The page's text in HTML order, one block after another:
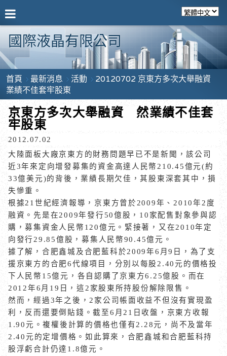
國際液晶有限公司
首頁 最新消息 活動
20120702 京東方多次大舉融資
業績不佳套牢股東
京東方多次大舉融資 然業績不佳套
牢股東
2012.07.02
大陸面板大廠京東方的財務問題早已不是新聞，該公司
近3年來定向增發募集的資金高達人民幣 210.45億元(約
33億美元)的背後，業績長期欠佳，其股東深套其中，損
失慘重。
根據21 世紀經濟報導，京東方曾於 2009年、 2010年 2 度
融資。先是在2009年發行 50億股， 10 家配售對象參與認
購，募集資金人民幣 120億元。緊接著，又在2010年定
向發行 29.85億股，募集人民幣90.45億元。
據了解，合肥鑫城及合肥藍科於2009年6 月9 日，為了支
援京東方的合肥6代線項目，分別以每股 2.40元的價格投
下人民幣 15億元，各自認購了京東方6.25億股。而在
2012年6 月 19 日，這 2 家股東所持股份解除限售。
然而，經過3年之後， 2 家公司帳面收益不但沒有實現盈
利，反而還要倒貼錢。截至6 月 21 日收盤，京東方收報
1.90元。複權後計算的價格也僅有2.28元，尚不及當年
2.40元的定增價格。如此算來，合肥鑫城和合肥藍科持
股浮虧合計仍達 1.8億元。